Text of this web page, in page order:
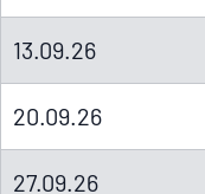
13.09.26
20.09.26
27.09.26